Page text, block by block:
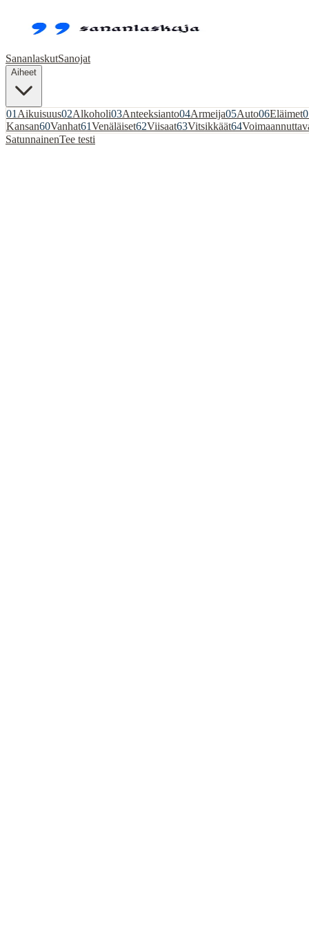
SananlaskutSanojat
Aiheet
01 Aikuisuus02Alkoholi03Anteeksianto04Armeija05Auto06Eläimet
Kansan60Vanhat61Venäläiset62Viisaat63Vitsikkäät64
SatunnainenTee testi